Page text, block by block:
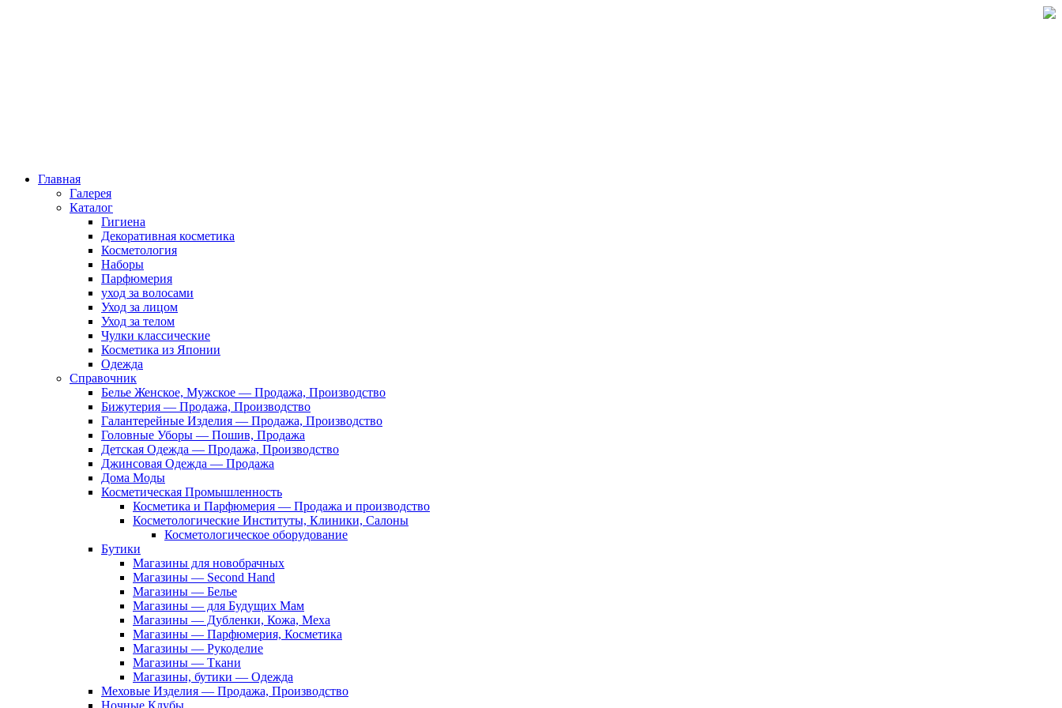
Главная
Галерея
Каталог
Гигиена
Декоративная косметика
Косметология
Наборы
Парфюмерия
уход за волосами
Уход за лицом
Уход за телом
Чулки классические
Косметика из Японии
Одежда
Справочник
Белье Женское, Мужское — Продажа, Производство
Бижутерия — Продажа, Производство
Галантерейные Изделия — Продажа, Производство
Головные Уборы — Пошив, Продажа
Детская Одежда — Продажа, Производство
Джинсовая Одежда — Продажа
Дома Моды
Косметическая Промышленность
Косметика и Парфюмерия — Продажа и производство
Косметологические Институты, Клиники, Салоны
Косметологическое оборудование
Бутики
Магазины для новобрачных
Магазины — Second Hand
Магазины — Белье
Магазины — для Будущих Мам
Магазины — Дубленки, Кожа, Меха
Магазины — Парфюмерия, Косметика
Магазины — Рукоделие
Магазины — Ткани
Магазины, бутики — Одежда
Меховые Изделия — Продажа, Производство
Ночные Клубы